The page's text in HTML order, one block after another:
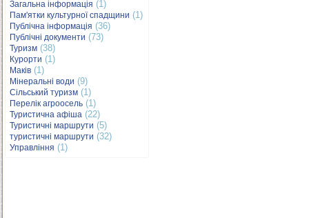
Загальна інформація (1)
Пам'ятки культурної спадщини (1)
Публічна інформація (36)
Публічні документи (73)
Туризм (38)
Курорти (1)
Маків (1)
Мінеральні води (9)
Сільський туризм (1)
Перелік агроосель (1)
Туристична афіша (22)
Туристичні маршрути (5)
туристичні маршрути (32)
Управління (1)